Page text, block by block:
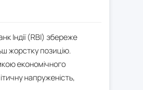
Індії (RBI) збереже
жорстку позицію.
економічного
напруженість,